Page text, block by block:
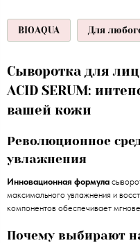
BIOAQUA Для
Сыворотка для
ACID SERUM:
вашей кожи
Революционное
увлажнения
Инновационная формула
максимального увлажнения и
компонентов обеспечивает
Почему выбирают